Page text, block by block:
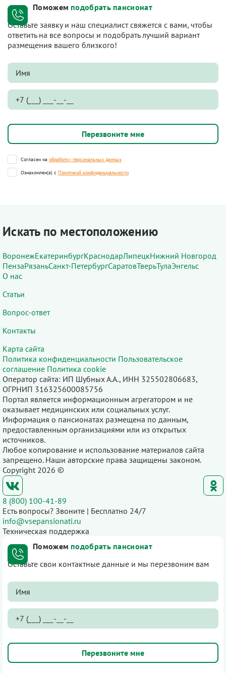
Поможем подобрать пансионат
Оставьте заявку и наш специалист свяжется с вами, чтобы
ответить на все вопросы и подобрать лучший вариант
размещения вашего близкого!
Согласен на обработку персональных данных
Ознакомлен(а) с Политикой конфиденциальности
Искать по местоположению
ВоронежЕкатеринбургКраснодарЛипецкНижний Новгород
ПензаРязаньСанкт-ПетербургСаратовТверьТулаЭнгельс
О нас
Статьи
Вопрос-ответ
Контакты
Карта сайта
Политика конфиденциальности Пользовательское
соглашение Политика cookie
Оператор сайта: ИП Шубных А.А., ИНН 325502806683,
ОГРНИП 316325600085756
Портал является информационным агрегатором и не
оказывает медицинских или социальных услуг.
Информация о пансионатах размещена по данным,
предоставленным организациями или из открытых
источников.
Любое копирование и использование материалов сайта
запрещено. Наши авторские права защищены законом.
Copyright 2026 ©
8 (800) 100-41-89
Есть вопросы? Звоните | Бесплатно 24/7
info@vsepansionati.ru
Техническая поддержка
Поможем подобрать пансионат
Оставьте свои контактные данные и мы перезвоним вам